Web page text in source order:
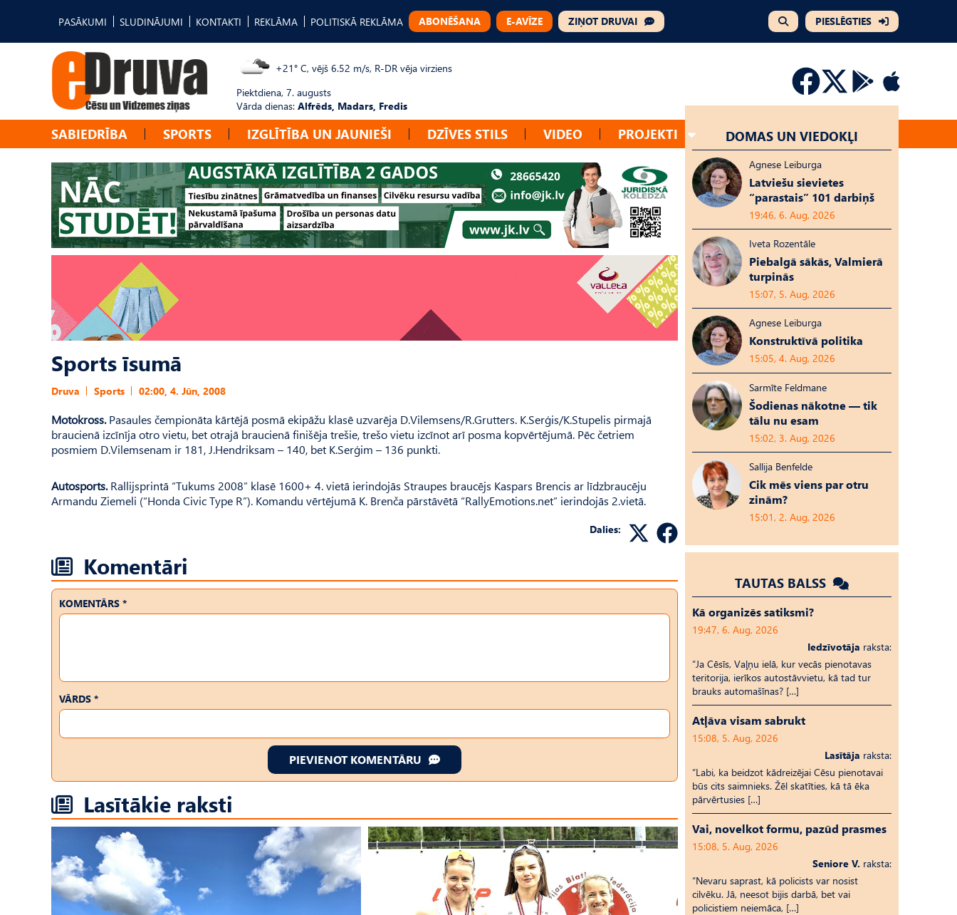
PASĀKUMI SLUDINĀJUMI KONTAKTI REKLĀMA POLITISKĀ REKLĀMA ABONĒŠANA E-AVĪZE ZIŅOT DRUVAI PIESLĒGTIES
+21° C, vējš 6.52 m/s, R-DR vēja virziens
Piektdiena, 7. augusts
Vārda dienas: Alfrēds, Madars, Fredis
SABIEDRĪBA SPORTS IZGLĪTĪBA UN JAUNIEŠI DZĪVES STILS VIDEO PROJEKTI
Sports īsumā
Druva Sports 02:00, 4. Jūn, 2008
Motokross.Pasaules čempionāta kārtējā posmā ekipāžu klasē uzvarēja D.Vilemsens/R.Grutters. K.Serģis/K.Stupelis pirmajā
braucienā izcīnīja otro vietu, bet otrajā braucienā finišēja trešie, trešo vietu izcīnot arī posma kopvērtējumā. Pēc četriem
posmiem D.Vilemsenam ir 181, J.Hendriksam – 140, bet K.Serģim – 136 punkti.
Autosports.Rallijsprintā “Tukums 2008” klasē 1600+ 4. vietā ierindojās Straupes braucējs Kaspars Brencis ar līdzbraucēju
Armandu Ziemeli (“Honda Civic Type R”). Komandu vērtējumā K. Brenča pārstāvētā “RallyEmotions.net” ierindojās 2.vietā.
Dalies:
Komentāri
KOMENTĀRS *
VĀRDS *
PIEVIENOT KOMENTĀRU
Lasītākie raksti
DOMAS UN VIEDOKĻI
Agnese Leiburga
Latviešu sievietes
“parastais” 101 darbiņš
19:46, 6. Aug, 2026
Iveta Rozentāle
Piebalgā sākās, Valmierā
turpinās
15:07, 5. Aug, 2026
Agnese Leiburga
Konstruktīvā politika
15:05, 4. Aug, 2026
Sarmīte Feldmane
Šodienas nākotne — tik
tālu nu esam
15:02, 3. Aug, 2026
Sallija Benfelde
Cik mēs viens par otru
zinām?
15:01, 2. Aug, 2026
TAUTAS BALSS
Kā organizēs satiksmi?
19:47, 6. Aug, 2026
Iedzīvotāja raksta:
“Ja Cēsīs, Vaļņu ielā, kur vecās pienotavas
teritorija, ierīkos autostāvvietu, kā tad tur
brauks automašīnas? […]
Atļāva visam sabrukt
15:08, 5. Aug, 2026
Lasītāja raksta:
“Labi, ka beidzot kādreizējai Cēsu pienotavai
būs cits saimnieks. Žēl skatīties, kā tā ēka
pārvērtusies […]
Vai, novelkot formu, pazūd prasmes
15:08, 5. Aug, 2026
Seniore V. raksta:
“Nevaru saprast, kā policists var nosist
cilvēku. Jā, neesot bijis darbā, bet vai
policistiem neiemāca, […]